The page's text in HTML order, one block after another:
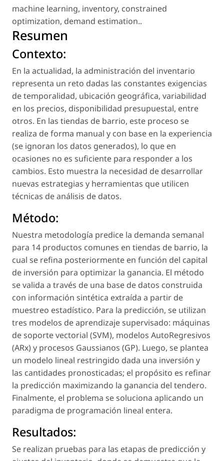
machine learning, inventory, constrained
optimization, demand estimation..
Resumen
Contexto:
En la actualidad, la administración del inventario
representa un reto dadas las constantes exigencias
de temporalidad, ubicación geográfica, variabilidad
en los precios, disponibilidad presupuestal, entre
otros. En las tiendas de barrio, este proceso se
realiza de forma manual y con base en la experiencia
(se ignoran los datos generados), lo que en
ocasiones no es suficiente para responder a los
cambios. Esto muestra la necesidad de desarrollar
nuevas estrategias y herramientas que utilicen
técnicas de análisis de datos.
Método:
Nuestra metodología predice la demanda semanal
para 14 productos comunes en tiendas de barrio, la
cual se refina posteriormente en función del capital
de inversión para optimizar la ganancia. El método
se valida a través de una base de datos construida
con información sintética extraída a partir de
muestreo estadístico. Para la predicción, se utilizan
tres modelos de aprendizaje supervisado: máquinas
de soporte vectorial (SVM), modelos AutoRegresivos
(ARx) y procesos Gaussianos (GP). Luego, se plantea
un modelo lineal restringido dada una inversión y
las cantidades pronosticadas; el propósito es refinar
la predicción maximizando la ganancia del tendero.
Finalmente, el problema se soluciona aplicando un
paradigma de programación lineal entera.
Resultados:
Se realizan pruebas para las etapas de predicción y